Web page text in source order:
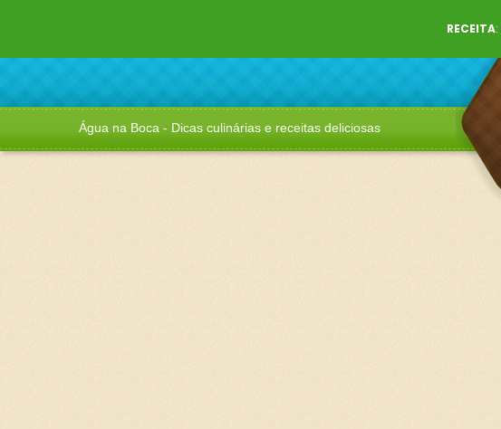
Água na Boca - Dicas culinárias e receitas deliciosas
RECEITA: